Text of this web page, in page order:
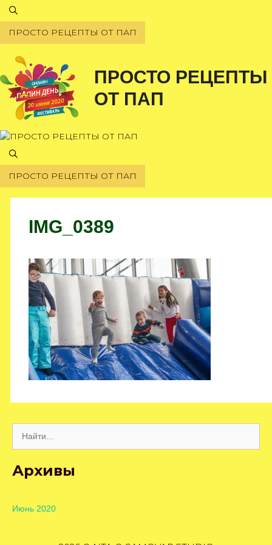
Перейти
к
содержимому
ПРОСТО РЕЦЕПТЫ ОТ ПАП
ПРОСТО РЕЦЕПТЫ
ОТ ПАП
ПРОСТО РЕЦЕПТЫ ОТ ПАП
IMG_0389
Архивы
Июнь 2020